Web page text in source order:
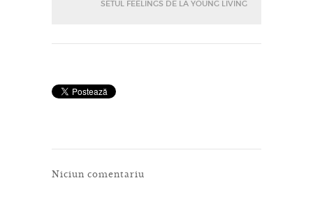
SETUL FEELINGS DE LA YOUNG LIVING
Niciun comentariu